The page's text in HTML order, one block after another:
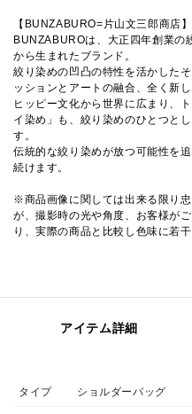
【BUNZABURO=片山文三郎商店】
BUNZABUROは、大正四年創業の
から生まれたブランド。
絞り染めの凹凸の特性を活かした
ッションとアートの融合、全く新
ヒッピー文化から世界に広まり、
イ染め」も、絞り染めのひとつと
す。
伝統的な絞り染めが放つ可能性を
続けます。
※商品画像に関しては出来る限り
が、撮影時の光や角度、お客様が
り、実際の商品と比較し色味に若
アイテム詳細
タイプ ショルダーバッグ